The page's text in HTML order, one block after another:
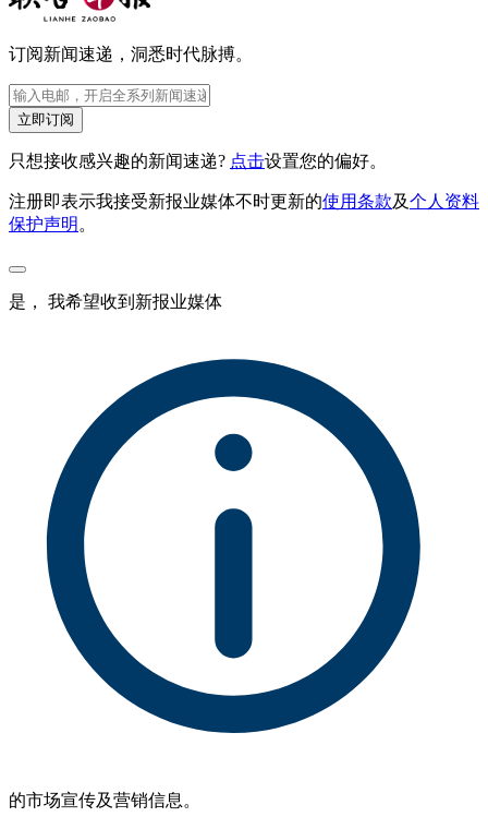
订阅新闻速递，洞悉时代脉搏。
立即订阅
只想接收感兴趣的新闻速递? 点击设置您的偏好。
注册即表示我接受新报业媒体不时更新的使用条款及个人资料
保护声明 。
是， 我希望收到新报业媒体
的市场宣传及营销信息。